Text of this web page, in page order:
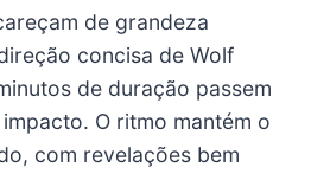
de grandeza
concisa de Wolf
de duração passem
O ritmo mantém o
com revelações bem